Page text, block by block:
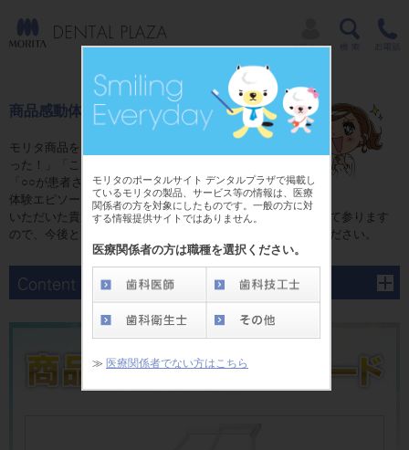
モリタのポータルサイト デンタルプラザで掲載し
ているモリタの製品、サービス等の情報は、医療
関係者の方を対象にしたものです。一般の方に対
する情報提供サイトではありません。
医療関係者の方は職種を選択ください。
≫ 医療関係者でない方はこちら
商品感動体験
モリタ商品をお使いいただく中で、「ここがよか
った！」「こんなところが使いやすかった！」
「○○が患者さんに喜ばれた！」などのお客様のご
体験エピソードをお寄せいただきました。
いただいた貴重なご体験談は、製品開発、改善などに活かして参ります
ので、今後とも是非お客様の「商品感動体験」をお聞かせください。